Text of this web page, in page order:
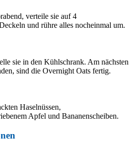
verteile sie auf 4
und rühre alles nocheinmal um.
sie in den Kühlschrank. Am nächsten
sind die Overnight Oats fertig.
Haselnüssen,
Apfel und Bananenscheiben.